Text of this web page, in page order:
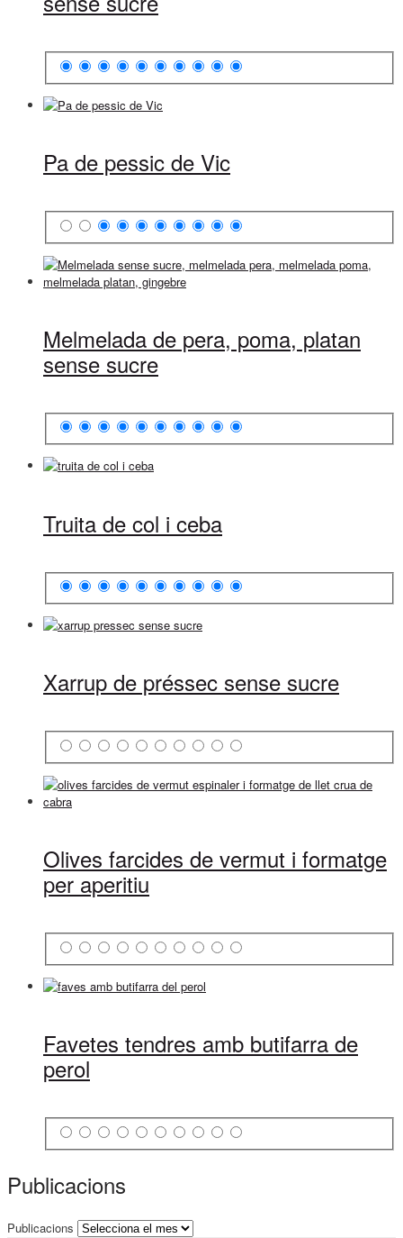
Pa de pessic de Vic
Melmelada de pera, poma, platan
sense sucre
Truita de col i ceba
Xarrup de préssec sense sucre
Olives farcides de vermut i formatge
per aperitiu
Favetes tendres amb butifarra de
perol
Publicacions
Publicacions